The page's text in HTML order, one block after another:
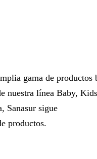
gama de productos
nuestra línea Baby,
Sanasur sigue
productos.